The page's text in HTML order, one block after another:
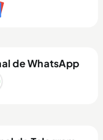
de WhatsApp